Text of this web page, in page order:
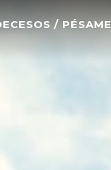
/ PÉSAME